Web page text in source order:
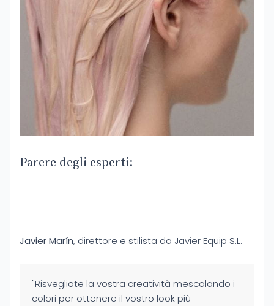
Parere degli esperti:
Javier Marín, direttore e stilista da Javier Equip S.L.
"Risvegliate la vostra creatività mescolando i
colori per ottenere il vostro look più